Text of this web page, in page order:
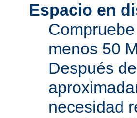
Espacio en
menos 50
Después
necesidad